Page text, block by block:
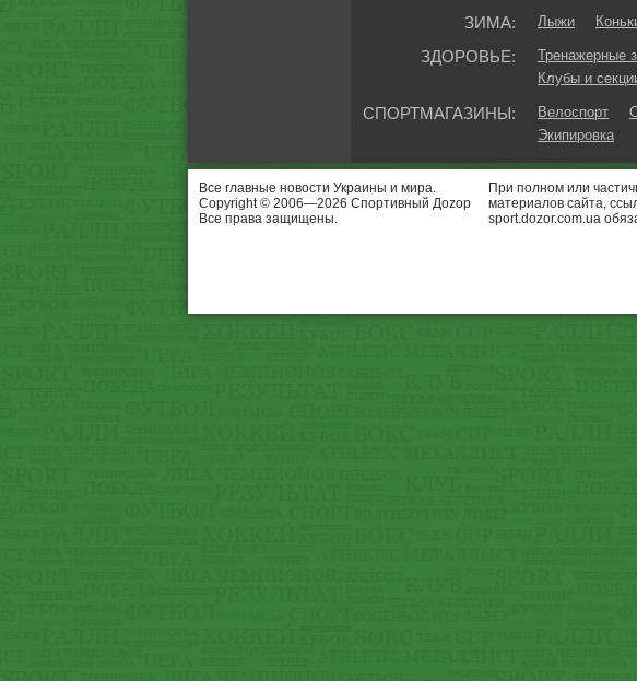
ЗИМА: Лыжи
ЗДОРОВЬЕ: Тренажерные
Клубы и
СПОРТМАГАЗИНЫ: Велоспорт
Экипировка
Все главные новости Украины и мира.
Copyright © 2006—2026 Спортивный Доzор
Все права защищены.
При полном или
материалов сайта,
sport.dozor.com.ua